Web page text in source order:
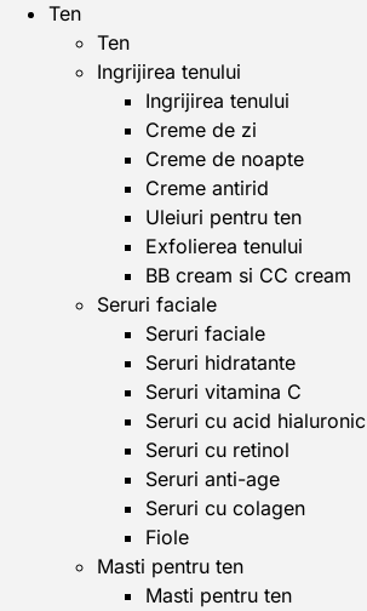
Ten
Ten
Ingrijirea tenului
Ingrijirea tenului
Creme de zi
Creme de noapte
Creme antirid
Uleiuri pentru ten
Exfolierea tenului
BB cream si CC cream
Seruri faciale
Seruri faciale
Seruri hidratante
Seruri vitamina C
Seruri cu acid hialuronic
Seruri cu retinol
Seruri anti-age
Seruri cu colagen
Fiole
Masti pentru ten
Masti pentru ten